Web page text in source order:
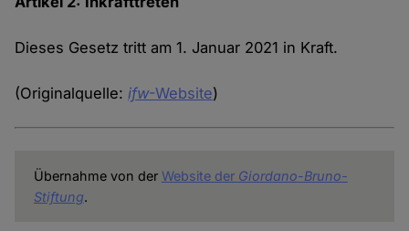
Dieses Gesetz tritt am 1. Januar 2021 in Kraft.
(Originalquelle:ifw-Website)
Übernahme von der Website der Giordano-Bruno-
Stiftung.